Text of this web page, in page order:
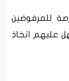
للمرفوضين
عليهم اتخاذ